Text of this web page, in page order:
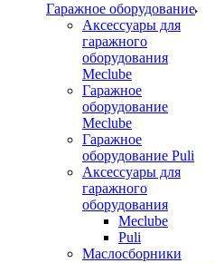
Гаражное оборудование
Аксессуары для
гаражного
оборудования
Meclube
Гаражное
оборудование
Meclube
Гаражное
оборудование Puli
Аксессуары для
гаражного
оборудования
Meclube
Puli
Маслосборники